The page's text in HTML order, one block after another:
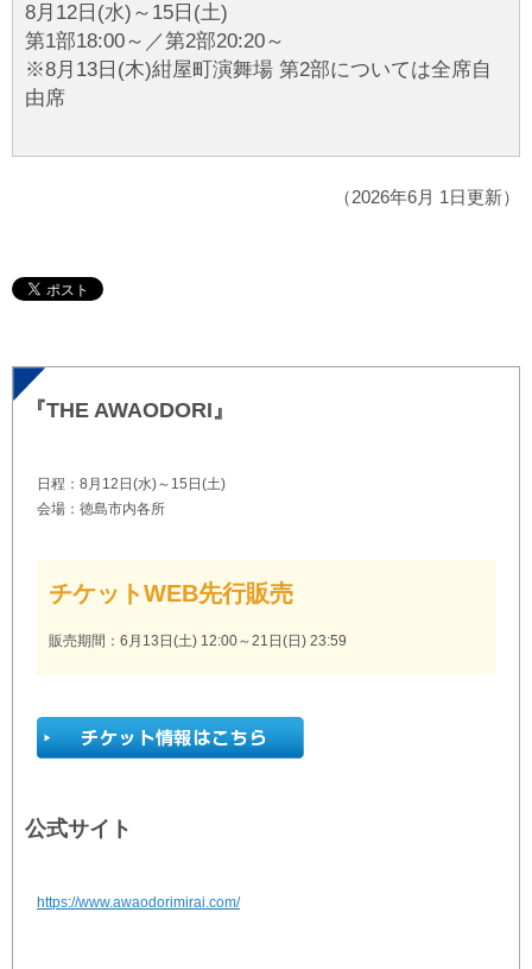
8月12日(水)～15日(土)
第1部18:00～／第2部20:20～
※8月13日(木)紺屋町演舞場 第2部については全席自
由席
（2026年6月 1日更新）
『THE AWAODORI』
日程：8月12日(水)～15日(土)
会場：徳島市内各所
チケットWEB先行販売
販売期間：6月13日(土) 12:00～21日(日) 23:59
公式サイト
https://www.awaodorimirai.com/